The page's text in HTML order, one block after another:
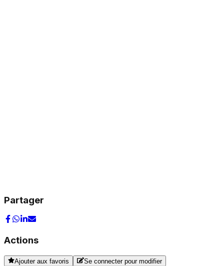
Partager
Actions
Ajouter aux favoris Se connecter pour modifier